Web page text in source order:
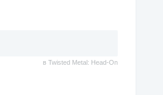
вTwisted Metal: Head-On